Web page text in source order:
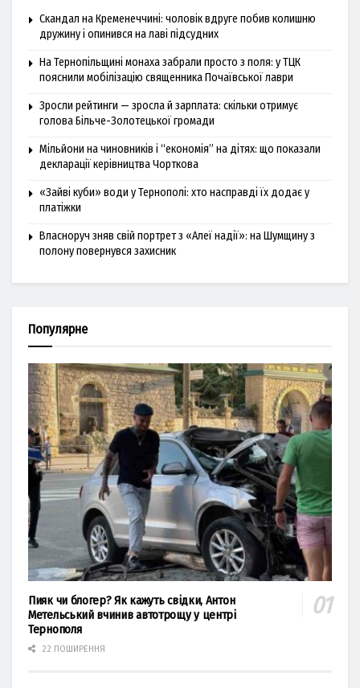
Скандал на Кременеччині: чоловік вдруге побив колишню
дружину і опинився на лаві підсудних
На Тернопільщині монаха забрали просто з поля: у ТЦК
пояснили мобілізацію священника Почаївської лаври
Зросли рейтинги — зросла й зарплата: скільки отримує
голова Більче-Золотецької громади
Мільйони на чиновників і “економія” на дітях: що показали
декларації керівництва Чорткова
«Зайві куби» води у Тернополі: хто насправді їх додає у
платіжки
Власноруч зняв свій портрет з «Алеї надії»: на Шумщину з
полону повернувся захисник
Популярне
Пияк чи блогер? Як кажуть свідки, Антон
Метельський вчинив автотрощу у центрі
Тернополя
22 ПОШИРЕННЯ